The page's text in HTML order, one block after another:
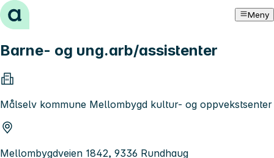
Hopp til innhold Meny
Barne- og ung.arb/assistenter
Målselv kommune Mellombygd kultur- og oppvekstsenter
Mellombygdveien 1842, 9336 Rundhaug